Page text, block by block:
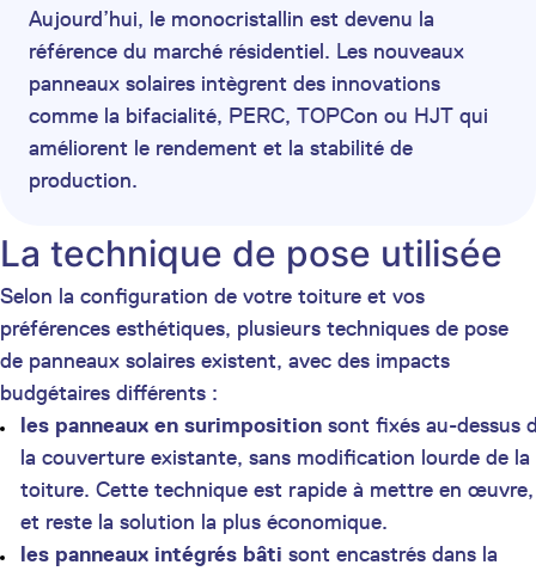
Aujourd’hui, le monocristallin est devenu la
référence du marché résidentiel. Les nouveaux
panneaux solaires intègrent des innovations
comme la bifacialité, PERC, TOPCon ou HJT qui
améliorent le rendement et la stabilité de
production.
La technique de pose utilisée
Selon la configuration de votre toiture et vos
préférences esthétiques, plusieurs techniques de pose
de panneaux solaires existent, avec des impacts
budgétaires différents :
les panneaux en surimposition sont fixés au-dessus
la couverture existante, sans modification lourde de la
toiture. Cette technique est rapide à mettre en œuvre,
et reste la solution la plus économique.
les panneaux intégrés bâti sont encastrés dans la